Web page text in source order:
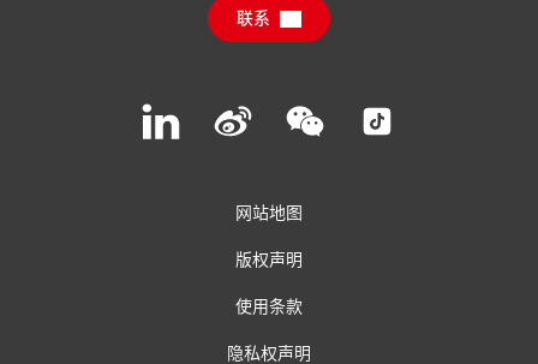
联系
Join
on
us
on
Join
us
Join
on
网站地图
版权声明
使用条款
隐私权声明